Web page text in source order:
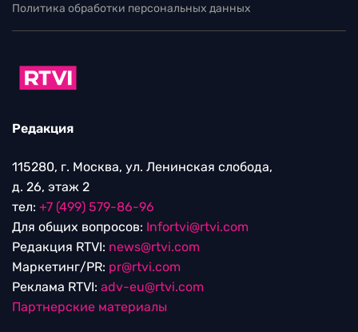
Политика обработки персональных данных
Редакция
115280, г. Москва, ул. Ленинская слобода,
д. 26, этаж 2
тел: +7 (499) 579-86-96
Для общих вопросов: Infortvi@rtvi.com
Редакция RTVI: news@rtvi.com
Маркетинг/PR: pr@rtvi.com
Реклама RTVI: adv-eu@rtvi.com
Партнерские материалы